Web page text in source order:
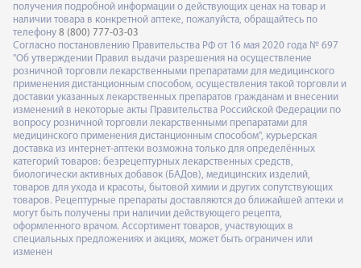
получения подробной информации о действующих ценах на товар и
наличии товара в конкретной аптеке, пожалуйста, обращайтесь по
телефону 8 (800) 777-03-03
Согласно постановлению Правительства РФ от 16 мая 2020 года № 697
"Об утверждении Правил выдачи разрешения на осуществление
розничной торговли лекарственными препаратами для медицинского
применения дистанционным способом, осуществления такой торговли и
доставки указанных лекарственных препаратов гражданам и внесении
изменений в некоторые акты Правительства Российской Федерации по
вопросу розничной торговли лекарственными препаратами для
медицинского применения дистанционным способом", курьерская
доставка из интернет-аптеки возможна только для определённых
категорий товаров: безрецептурных лекарственных средств,
биологически активных добавок (БАДов), медицинских изделий,
товаров для ухода и красоты, бытовой химии и других сопутствующих
товаров. Рецептурные препараты доставляются до ближайшей аптеки и
могут быть получены при наличии действующего рецепта,
оформленного врачом. Ассортимент товаров, участвующих в
специальных предложениях и акциях, может быть ограничен или
изменен